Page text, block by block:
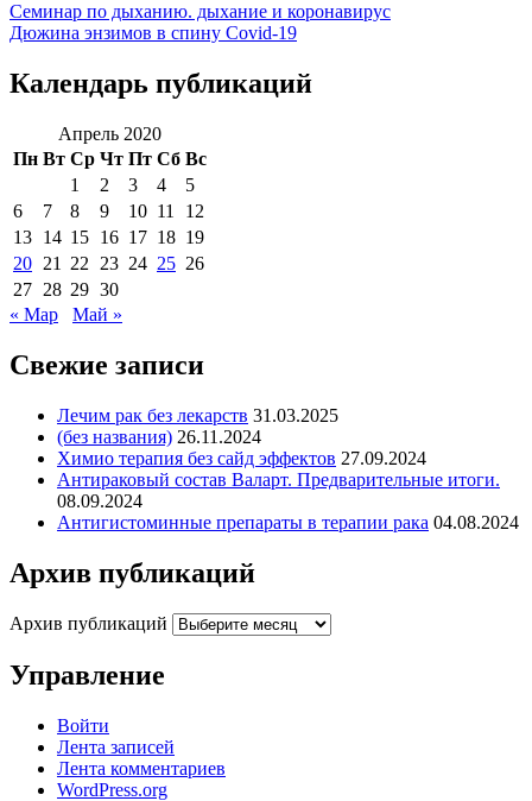
Семинар по дыханию. дыхание и коронавирус
Дюжина энзимов в спину Сovid-19
Календарь публикаций
Апрель 2020
Пн Вт Ср Чт Пт Сб Вс
1
2 3 4
5
6
7 8 9 10 11
12
13 14 15 16 17 18 19
20 21 22 23 24 25 26
27 28 29 30
« Мар
Май »
Свежие записи
Лечим рак без лекарств 31.03.2025
(без названия) 26.11.2024
Химио терапия без сайд эффектов 27.09.2024
Антираковый состав Валарт. Предварительные итоги.
08.09.2024
Антигистоминные препараты в терапии рака 04.08.2024
Архив публикаций
Архив публикаций
Управление
Войти
Лента записей
Лента комментариев
WordPress.org